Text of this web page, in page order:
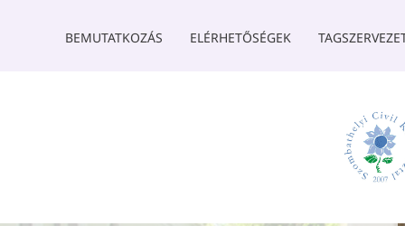
BEMUTATKOZÁS ELÉRHETŐSÉGEK